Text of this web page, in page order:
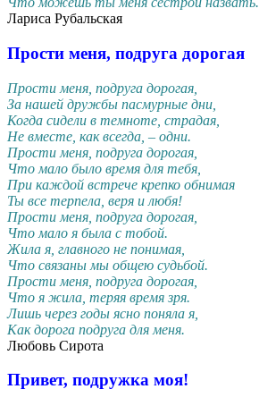
Лариса Рубальская
Прости меня, подруга дорогая
Прости меня, подруга дорогая,
За нашей дружбы пасмурные дни,
Когда сидели в темноте, страдая,
Не вместе, как всегда, – одни.
Прости меня, подруга дорогая,
Что мало было время для тебя,
При каждой встрече крепко обнимая
Ты все терпела, веря и любя!
Прости меня, подруга дорогая,
Что мало я была с тобой.
Жила я, главного не понимая,
Что связаны мы общею судьбой.
Прости меня, подруга дорогая,
Что я жила, теряя время зря.
Лишь через годы ясно поняла я,
Как дорога подруга для меня.
Любовь Сирота
Привет, подружка моя!